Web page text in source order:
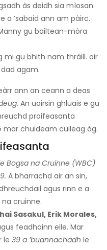
às deidh sia mìosan
a ’sabaid ann am pàirc.
gu bailtean-mòra
mi gu bhith nam thràill. oir
agam.
ann an ceann a deas
An uairsin ghluais e gu
proifeasanta
mar chuideam cuileag òg.
Bogsa na Cruinne (WBC)
A bharrachd air an sin,
agus rinn e a
cruinne.
Sasakul, Erik Morales,
feadhainn eile. Mar
le 39 a ’buannachadh le